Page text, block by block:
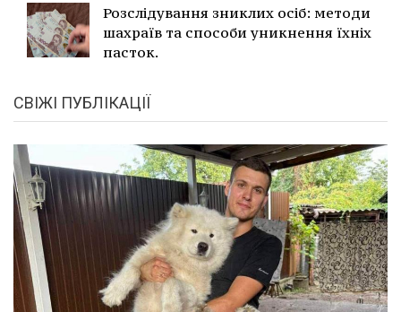
Розслідування зниклих осіб: методи
шахраїв та способи уникнення їхніх
пасток.
СВІЖІ ПУБЛІКАЦІЇ